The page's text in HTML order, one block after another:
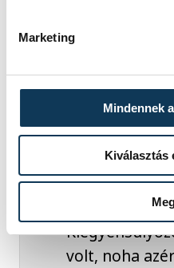
Marketing
Mindennek
Kiválasztás
védekezésben nem
éves tréner a
lapja miatt cserélte
próbálni Szűcs
volt, noha